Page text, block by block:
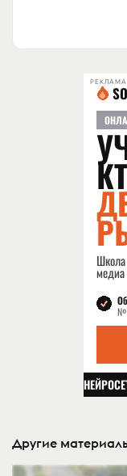
РЕКЛАМА
Другие